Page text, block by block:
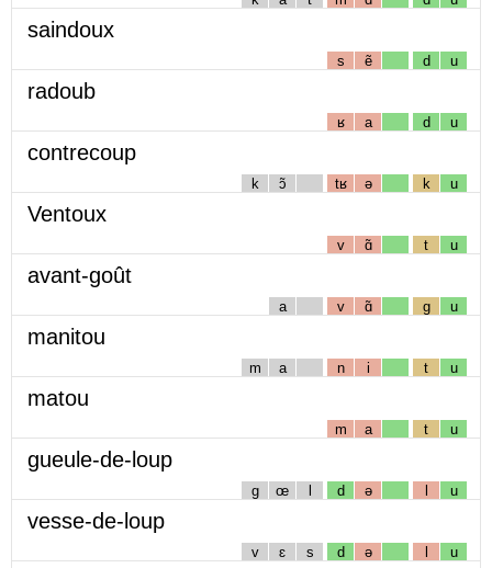
saindoux
s ẽ d u
radoub
ʁ a d u
contrecoup
k ɔ̃ tʁ ə k u
Ventoux
v ɑ̃ t u
avant-goût
a v ɑ̃ g u
manitou
m a n i t u
matou
m a t u
gueule-de-loup
g œ l d ə l u
vesse-de-loup
v ɛ s d ə l u